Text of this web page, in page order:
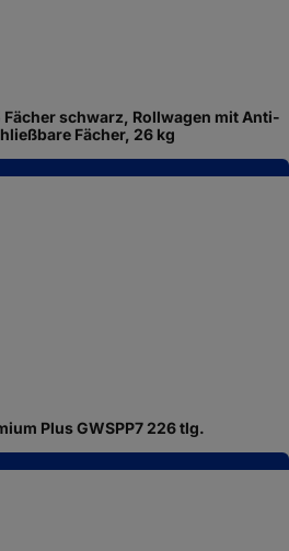
Fächer schwarz, Rollwagen mit Anti-
Fächer, 26 kg
Plus GWSPP7 226 tlg.